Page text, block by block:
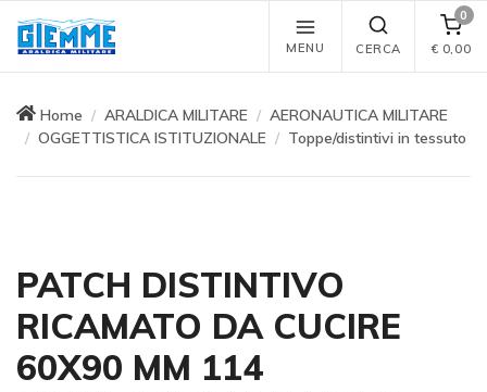
MENU CERCA
0
€ 0,00
Home ARALDICA MILITARE
AERONAUTICA MILITARE
OGGETTISTICA ISTITUZIONALE
Toppe/distintivi in tessuto
PATCH DISTINTIVO
RICAMATO DA CUCIRE
60X90 MM 114